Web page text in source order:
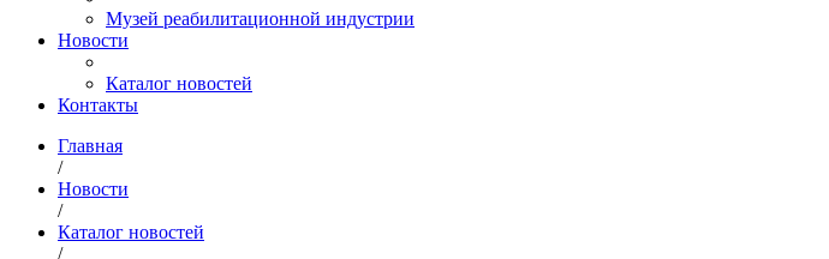
Музей реабилитационной индустрии
Новости
Каталог новостей
Контакты
Главная
/
Новости
/
Каталог новостей
/